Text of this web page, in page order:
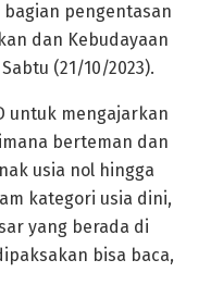
pengentasan
dan Kebudayaan
(21/10/2023).
untuk mengajarkan
berteman dan
usia nol hingga
kategori usia dini,
yang berada di
bisa baca,